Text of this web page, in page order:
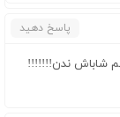
پاسخ دهید
شاباش ندن!!!!!!!